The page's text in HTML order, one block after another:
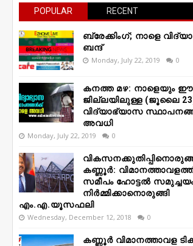
POPULAR RECENT
ബ്രേക്കിംഗ്; നാളെ
ബന്ദ്
Monday, July 22, 2019 0
കനത്ത മഴ: നാളെയും ഈ
ജില്ലയിലുള്ള (ജൂലൈ
വിദ്യാഭ്യാസ
അവധി
Monday, July 22, 2019 0
കണ്ണൂർ:
സമീപം ഹോട്ടൽ
നിർമ്മിക്കാനൊരുങ്ങി
എം.എ.യൂസഫലി
Wednesday, December 12, 2018 0
കണ്ണൂർ വിമാനത്താവള